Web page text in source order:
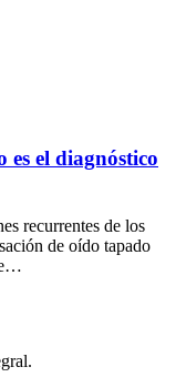
el diagnóstico
recurrentes de los
de oído tapado